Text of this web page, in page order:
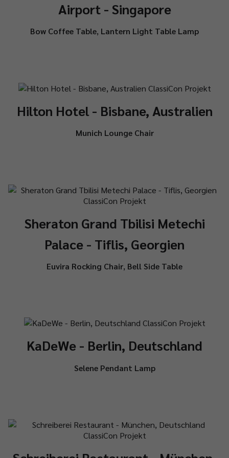
Airport - Singapore
Bow Coffee Table, Lantern Light Table Lamp
Hilton Hotel - Bisbane, Australien
Munich Lounge Chair
Sheraton Grand Tbilisi Metechi
Palace - Tiflis, Georgien
Euvira Rocking Chair, Bell Side Table
KaDeWe - Berlin, Deutschland
Selene Pendant Lamp